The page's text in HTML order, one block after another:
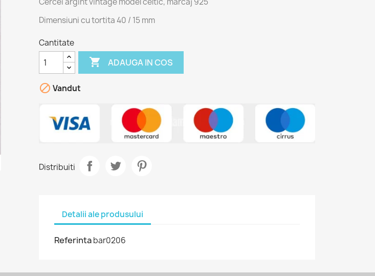
Dimensiuni cu tortita 40 / 15 mm
Cantitate
 ADAUGA IN COS
 Vandut
Distribuiti
Detalii ale produsului
Referintabar0206